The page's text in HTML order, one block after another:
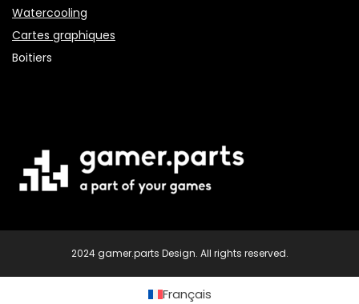
Watercooling
Cartes graphiques
Boitiers
2024 gamer.parts Design. All rights reserved.
Français